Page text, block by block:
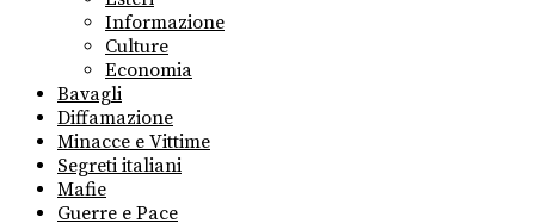
Informazione
Culture
Economia
Bavagli
Diffamazione
Minacce e Vittime
Segreti italiani
Mafie
Guerre e Pace